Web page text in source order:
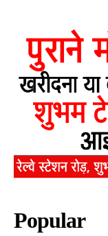
Popular